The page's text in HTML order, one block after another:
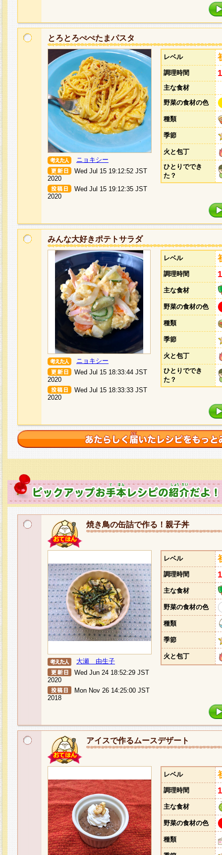
とろとろぺぺたまパスタ
ニョキシー
Wed Jul 15 19:12:52 JST
2020
Wed Jul 15 19:12:35 JST
2020
レベル
調理時間
主な食材
野菜の食材の色
種類
季節
火と包丁
ひとりででき
た？
みんな大好きポテトサラダ
ニョキシー
Wed Jul 15 18:33:44 JST
2020
Wed Jul 15 18:33:33 JST
2020
レベル
調理時間
主な食材
野菜の食材の色
種類
季節
火と包丁
ひとりででき
た？
焼き鳥の缶詰で作る！親子丼
大瀬 由生子
Wed Jun 24 18:52:29 JST
2020
Mon Nov 26 14:25:00 JST
2018
レベル
調理時間
主な食材
野菜の食材の色
種類
季節
火と包丁
アイスで作るムースデザート
レベル
調理時間
主な食材
野菜の食材の色
種類